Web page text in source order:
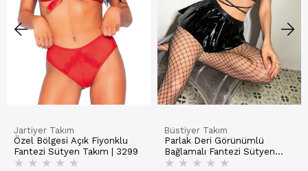
Jartiyer Takım
Özel Bölgesi Açık Fiyonklu
Fantezi Sütyen Takım | 3299
★ ★ ★ ★ ★
Büstiyer Takım
Parlak Deri Görünümlü
Bağlamalı Fantezi Sütyen
Takım | Siyah 3822
★ ★ ★ ★ ★